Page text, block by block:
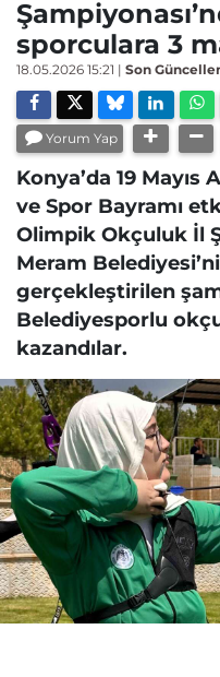
sporculara 3
18.05.2026 15:21 | Son
Yorum Yap
Konya’da 19
ve Spor Bayramı
Olimpik Okçuluk İl
Meram
gerçekleştirilen
Belediyesporlu
kazandılar.